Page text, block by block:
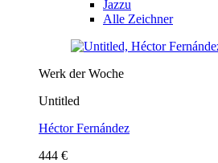
Jazzu
Alle Zeichner
Werk der Woche
Untitled
Héctor Fernández
444 €